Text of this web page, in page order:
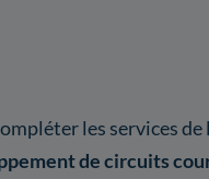
les services
de circuits